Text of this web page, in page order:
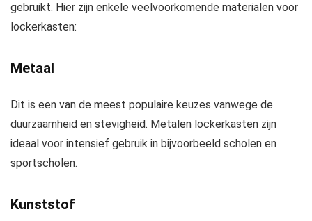
gebruikt. Hier zijn enkele veelvoorkomende materialen voor
lockerkasten:
Metaal
Dit is een van de meest populaire keuzes vanwege de
duurzaamheid en stevigheid. Metalen lockerkasten zijn
ideaal voor intensief gebruik in bijvoorbeeld scholen en
sportscholen.
Kunststof